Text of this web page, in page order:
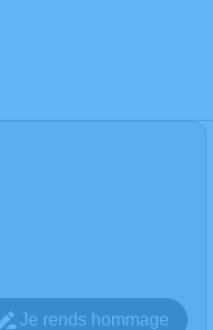
Je rends hommage